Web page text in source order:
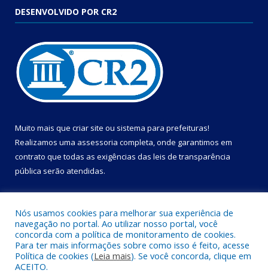
DESENVOLVIDO POR CR2
Muito mais que criar site ou sistema para prefeituras!
Realizamos uma assessoria completa, onde garantimos em
contrato que todas as exigências das leis de transparência
pública serão atendidas.
Todos os direitos reservados a Câmara Municipal de Cametá.
Nós usamos cookies para melhorar sua experiência de
navegação no portal. Ao utilizar nosso portal, você
concorda com a política de monitoramento de cookies.
Para ter mais informações sobre como isso é feito, acesse
Política de cookies (Leia mais). Se você concorda, clique em
ACEITO.